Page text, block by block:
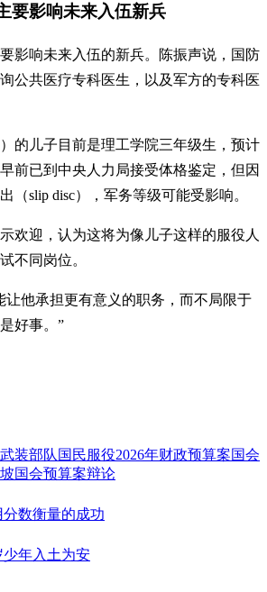
要影响未来入伍新兵
影响未来入伍的新兵。陈振声说，国防
公共医疗专科医生，以及军方的专科医
的儿子目前是理工学院三年级生，预计
前已到中央人力局接受体格鉴定，但因
（slip disc），军务等级可能受影响。
欢迎，认为这将为像儿子这样的服役人
不同岗位。
让他承担更有意义的职务，而不局限于
好事。”
装部队 国民服役2026年财政预算案国会
国会预算案辩论
数衡量的成功
少年入土为安